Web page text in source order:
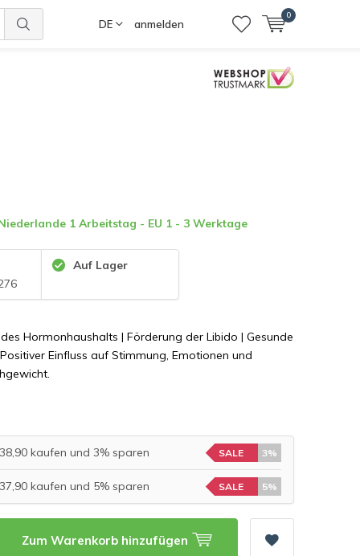
DE anmelden
0
1 Arbeitstag - EU 1 - 3 Werktage
Auf Lager
Hormonhaushalts | Förderung der Libido | Gesunde
Einfluss auf Stimmung, Emotionen und
kaufen und 3% sparen SALE 3%
kaufen und 5% sparen SALE 5%
Zum Warenkorb hinzufügen